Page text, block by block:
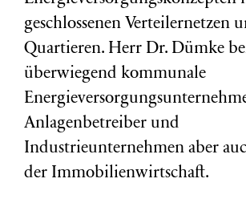
geschlossenen Verteilernetzen
Quartieren. Herr Dr. Dümke
überwiegend kommunale
Anlagenbetreiber und
Industrieunternehmen aber
der Immobilienwirtschaft.